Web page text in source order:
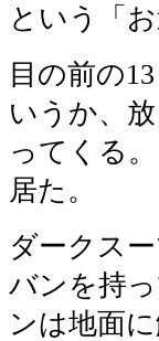
という「
目の前の
いうか、
ってくる
居た。
ダークス
バンを持
ンは地面